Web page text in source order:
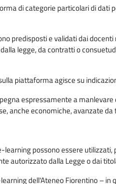
di categorie particolari di dati
predisposti e validati dai
legge, da contratti o
piattaforma agisce su
espressamente a
anche economiche, avanzate
possono essere
autorizzato dalla Legge o dai
dell'Ateneo Fiorentino –